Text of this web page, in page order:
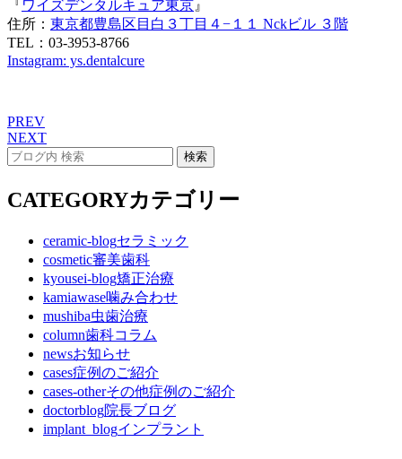
『 ワイズデンタルキュア東京 』
住所： 東京都豊島区目白３丁目４−１１ Nckビル ３階
TEL：03-3953-8766
Instagram: ys.dentalcure
PREV
NEXT
CATEGORYカテゴリー
ceramic-blogセラミック
cosmetic審美歯科
kyousei-blog矯正治療
kamiawase噛み合わせ
mushiba虫歯治療
column歯科コラム
newsお知らせ
cases症例のご紹介
cases-otherその他症例のご紹介
doctorblog院長ブログ
implant_blogインプラント